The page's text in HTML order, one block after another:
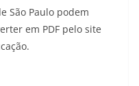
São Paulo podem
em PDF pelo site